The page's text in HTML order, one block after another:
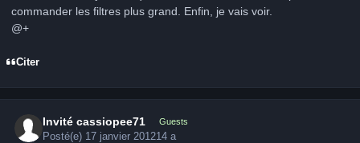
commander les filtres plus grand. Enfin, je vais voir.
@+
Citer
Invité cassiopee71 Guests
Posté(e) 17 janvier 201214 a